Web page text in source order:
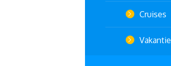
Cruises
Vakantie